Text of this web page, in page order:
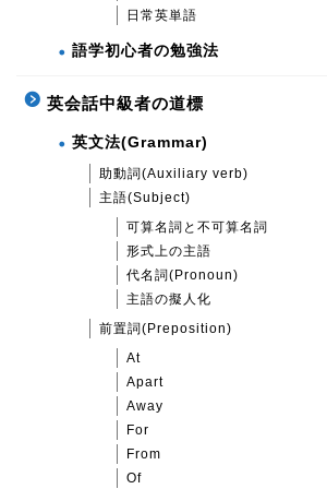
日常英単語
語学初心者の勉強法
英会話中級者の道標
英文法(Grammar)
助動詞(Auxiliary verb)
主語(Subject)
可算名詞と不可算名詞
形式上の主語
代名詞(Pronoun)
主語の擬人化
前置詞(Preposition)
At
Apart
Away
For
From
Of